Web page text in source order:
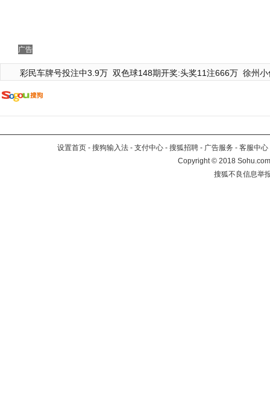
广告
彩民车牌号投注中3.9万 双色球148期开奖:头奖11注666万 徐州
设置首页 - 搜狗输入法 - 支付中心 - 搜狐招聘 - 广告服务 - 客服中心
Copyright©2018
搜狐不良信息举